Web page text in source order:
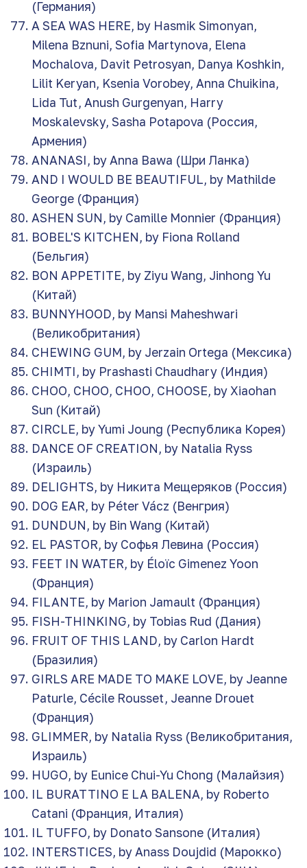
(Германия)
A SEA WAS HERE, by Hasmik Simonyan,
Milena Bznuni, Sofia Martynova, Elena
Mochalova, Davit Petrosyan, Danya Koshkin,
Lilit Keryan, Ksenia Vorobey, Anna Chuikina,
Lida Tut, Anush Gurgenyan, Harry
Moskalevsky, Sasha Potapova (Россия,
Армения)
ANANASI, by Anna Bawa (Шри Ланка)
AND I WOULD BE BEAUTIFUL, by Mathilde
George (Франция)
ASHEN SUN, by Camille Monnier (Франция)
BOBEL'S KITCHEN, by Fiona Rolland
(Бельгия)
BON APPETITE, by Ziyu Wang, Jinhong Yu
(Китай)
BUNNYHOOD, by Mansi Maheshwari
(Великобритания)
CHEWING GUM, by Jerzain Ortega (Мексика)
CHIMTI, by Prashasti Chaudhary (Индия)
CHOO, CHOO, CHOO, CHOOSE, by Xiaohan
Sun (Китай)
CIRCLE, by Yumi Joung (Республика Корея)
DANCE OF CREATION, by Natalia Ryss
(Израиль)
DELIGHTS, by Никита Мещеряков (Россия)
DOG EAR, by Péter Vácz (Венгрия)
DUNDUN, by Bin Wang (Китай)
EL PASTOR, by Софья Левина (Россия)
FEET IN WATER, by Éloïc Gimenez Yoon
(Франция)
FILANTE, by Marion Jamault (Франция)
FISH-THINKING, by Tobias Rud (Дания)
FRUIT OF THIS LAND, by Carlon Hardt
(Бразилия)
GIRLS ARE MADE TO MAKE LOVE, by Jeanne
Paturle, Cécile Rousset, Jeanne Drouet
(Франция)
GLIMMER, by Natalia Ryss (Великобритания,
Израиль)
HUGO, by Eunice Chui-Yu Chong (Малайзия)
IL BURATTINO E LA BALENA, by Roberto
Catani (Франция, Италия)
IL TUFFO, by Donato Sansone (Италия)
INTERSTICES, by Anass Doujdid (Марокко)